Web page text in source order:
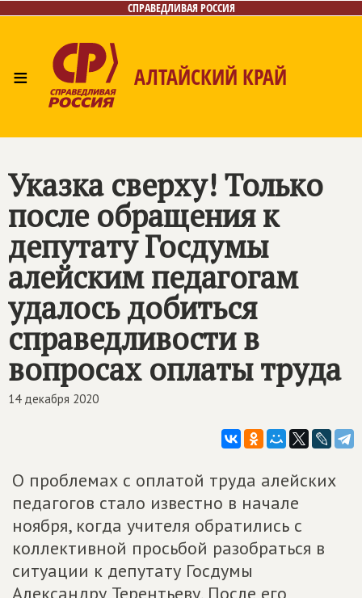
СПРАВЕДЛИВАЯ РОССИЯ
≡ АЛТАЙСКИЙ КРАЙ
Контакты
Указка сверху! Только
после обращения к
депутату Госдумы
алейским педагогам
удалось добиться
справедливости в
вопросах оплаты труда
14 декабря 2020
О проблемах с оплатой труда алейских
педагогов стало известно в начале
ноября, когда учителя обратились с
коллективной просьбой разобраться в
ситуации к депутату Госдумы
Александру Терентьеву. После его